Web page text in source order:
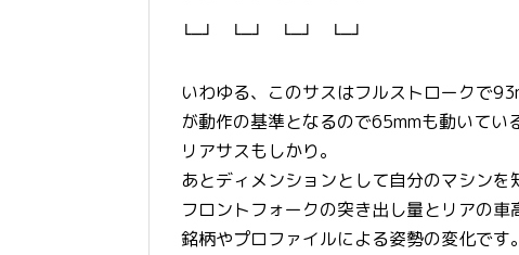
└─┘ └─┘ └─┘ └─┘
いわゆる、このサスはフルストロークで
が動作の基準となるので65mmも動いてい
リアサスもしかり。
あとディメンションとして自分のマシンを
フロントフォークの突き出し量とリアの
銘柄やプロファイルによる姿勢の変化で